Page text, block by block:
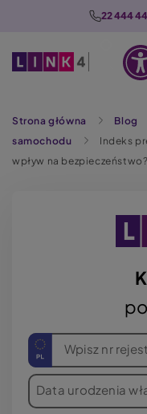
22 444
Strona główna Blog
samochodu
Indeks
wpływ na bezpieczeństwo?
Wpisz nr
Data urodzenia